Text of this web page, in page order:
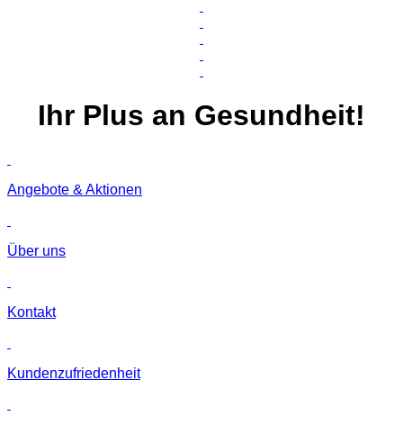
Ihr Plus an Gesundheit!
Angebote & Aktionen
Über uns
Kontakt
Kunden­zufriedenheit